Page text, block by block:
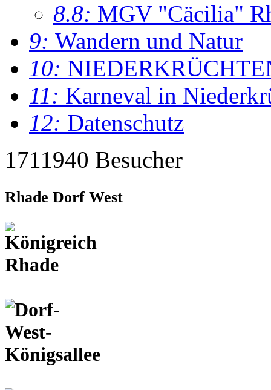
8.8: MGV "Cäcilia"
9: Wandern und Natur
10:
11: Karneval in
12: Datenschutz
1711940 Besucher
Rhade Dorf West